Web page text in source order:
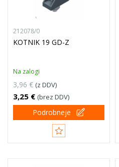
212078/0
KOTNIK 19 GD-Z
Na zalogi
3,96 € (z DDV)
3,25 € (brez DDV)
Podrobneje